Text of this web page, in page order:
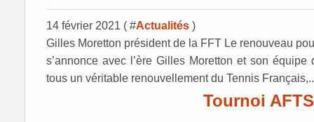
14 février 2021 ( #Actualités )
Gilles Moretton président de la FFT Le renouveau
s’annonce avec l’ère Gilles Moretton et son
tous un véritable renouvellement du Tennis
Tournoi